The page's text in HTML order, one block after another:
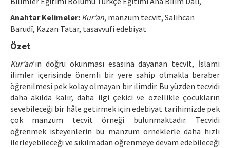
Makale Gönder
ISSN: 1301-0077 · e-ISSN: 2651-5091
Anahtar Kelimeler: Kur’an, manzum tecvit, Salihcan
Barudî, Kazan Tatar, tasavvufi edebiyat
Özet
Kur’an’ın doğru okunması esasına dayanan tecvit, İslami
ilimler içerisinde önemli bir yere sahip olmakla beraber
öğrenilmesi pek kolay olmayan bir ilimdir. Bu yüzden tecvidi
daha akılda kalır, daha ilgi çekici ve özellikle çocukların
sevebileceği bir hâle getirmek için edebiyat tarihimizde pek
çok manzum tecvit örneği bulunmaktadır. Tecvidi
öğrenmek isteyenlerin bu manzum örneklerle daha hızlı
ilerleyebileceği ve sıkılmadan öğrenmeye devam edebileceği